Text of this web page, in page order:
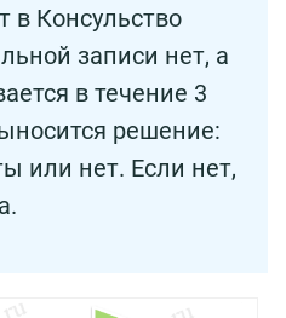
Консульство
записи нет, а
в течение 3
решение:
или нет. Если нет,